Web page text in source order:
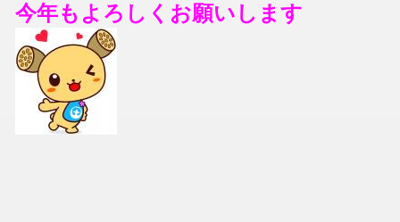
今年もよろしくお願いします